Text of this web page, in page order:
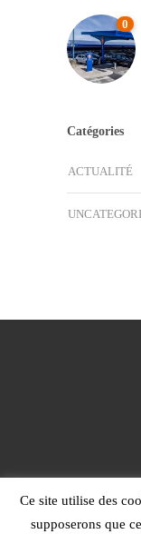
0
Catégories
ACTUALITÉ
Ce site utilise des
supposerons que